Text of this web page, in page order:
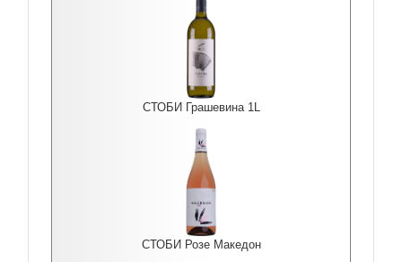
СТОБИ Грашевина 1L
СТОБИ Розе Македон